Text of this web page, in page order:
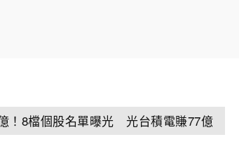
！8檔個股名單曝光 光台積電賺77億